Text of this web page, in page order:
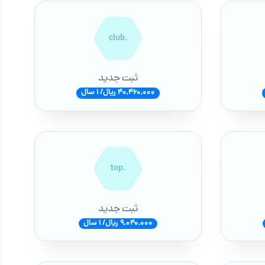
.club
ثبت جدید
40,460,000 ریال/ 1 سال
.top
ثبت جدید
9,040,000 ریال/ 1 سال